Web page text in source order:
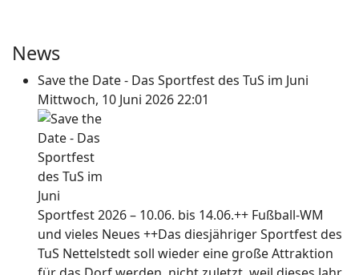
News
Save the Date - Das Sportfest des TuS im Juni
Mittwoch, 10 Juni 2026 22:01
Sportfest 2026 – 10.06. bis 14.06.++ Fußball-WM
und vieles Neues ++Das diesjähriger Sportfest des
TuS Nettelstedt soll wieder eine große Attraktion